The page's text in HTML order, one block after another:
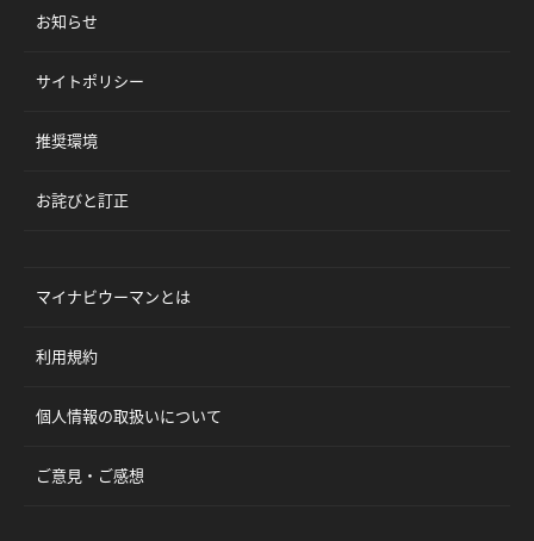
お知らせ
サイトポリシー
推奨環境
お詫びと訂正
マイナビウーマンとは
利用規約
個人情報の取扱いについて
ご意見・ご感想